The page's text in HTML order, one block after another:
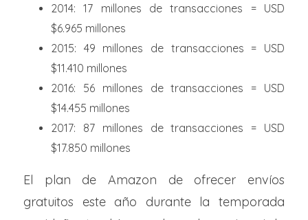
2014: 17 millones de transacciones = USD
$6.965 millones
2015: 49 millones de transacciones = USD
$11.410 millones
2016: 56 millones de transacciones = USD
$14.455 millones
2017: 87 millones de transacciones = USD
$17.850 millones
El plan de Amazon de ofrecer envíos
gratuitos este año durante la temporada